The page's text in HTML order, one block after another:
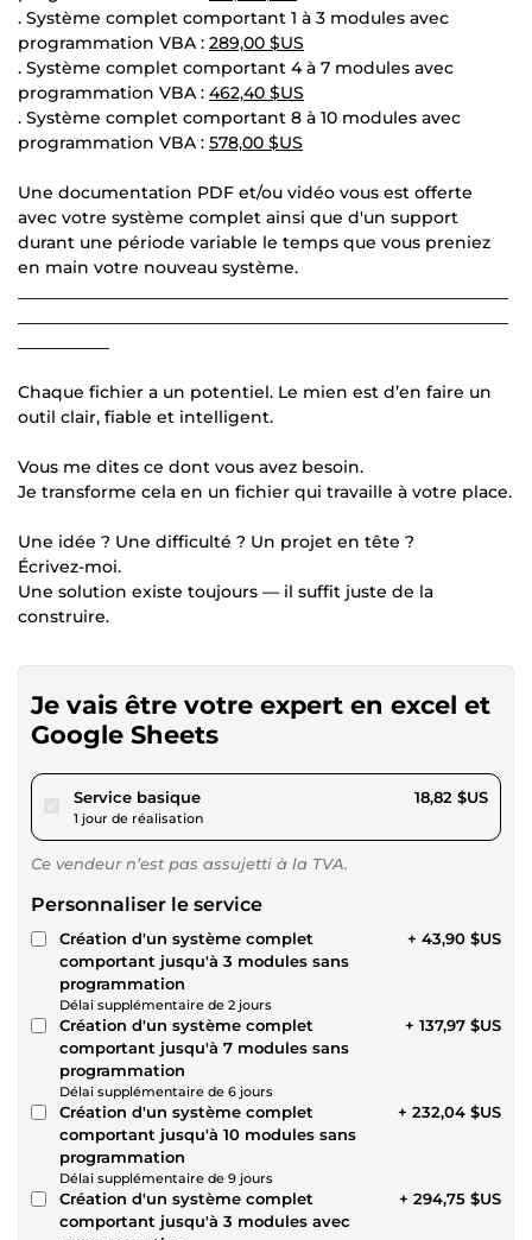
. Système complet comportant 1 à 3 modules avec
programmation VBA : 289,00 $US
. Système complet comportant 4 à 7 modules avec
programmation VBA : 462,40 $US
. Système complet comportant 8 à 10 modules avec
programmation VBA : 578,00 $US
Une documentation PDF et/ou vidéo vous est offerte
avec votre système complet ainsi que d'un support
durant une période variable le temps que vous preniez
en main votre nouveau système.
Chaque fichier a un potentiel. Le mien est d’en faire un
outil clair, fiable et intelligent.
Vous me dites ce dont vous avez besoin.
Je transforme cela en un fichier qui travaille à votre place.
Une idée ? Une difficulté ? Un projet en tête ?
Écrivez-moi.
Une solution existe toujours — il suffit juste de la
construire.
Je vais être votre expert en excel et
Google Sheets
Service basiquepour 17,34 $US
1 jour de réalisation
18,82 $US
Ce vendeur n’est pas assujetti à la TVA.
Personnaliser le service
Création d'un système complet
comportant jusqu'à 3 modules sans
programmation
Délai supplémentaire de 2 jours
+ 43,90 $US
Création d'un système complet
comportant jusqu'à 7 modules sans
programmation
Délai supplémentaire de 6 jours
+ 137,97 $US
Création d'un système complet
comportant jusqu'à 10 modules sans
programmation
Délai supplémentaire de 9 jours
+ 232,04 $US
Création d'un système complet
comportant jusqu'à 3 modules avec
+ 294,75 $US